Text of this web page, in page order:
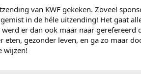
van KWF gekeken. Zoveel
in de héle uitzending! Het gaat
er dan ook maar naar gerefereerd
eten, gezonder leven, en ga zo maar
wijzen!